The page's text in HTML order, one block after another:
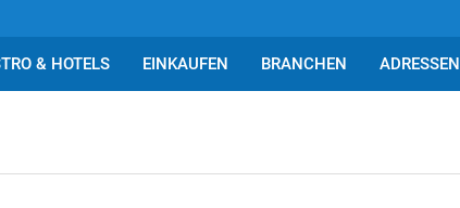
& HOTELS EINKAUFEN BRANCHEN ADRESSEN